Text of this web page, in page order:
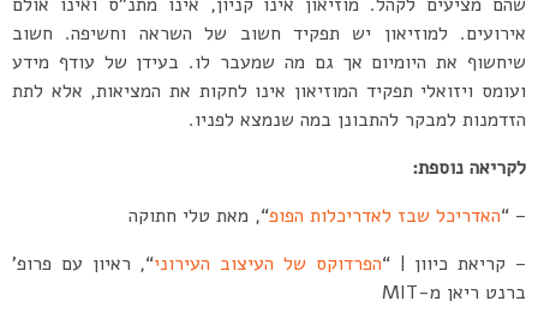
אירועים. למוזיאון יש תפקיד חשוב של השראה וחשיפה. חשוב
שיחשוף את היומיום אך גם מה שמעבר לו. בעידן של עודף מידע
ועומס ויזואלי תפקיד המוזיאון אינו לחקות את המציאות, אלא לתת
הזדמנות למבקר להתבונן במה שנמצא לפניו.
לקריאה נוספת:
– “האדריכל שבז לאדריכלות הפופ“, מאת טלי חתוקה
– קריאת כיוון | “הפרדוקס של העיצוב העירוני“, ראיון עם פרופ’
ברנט ריאן מ-MIT